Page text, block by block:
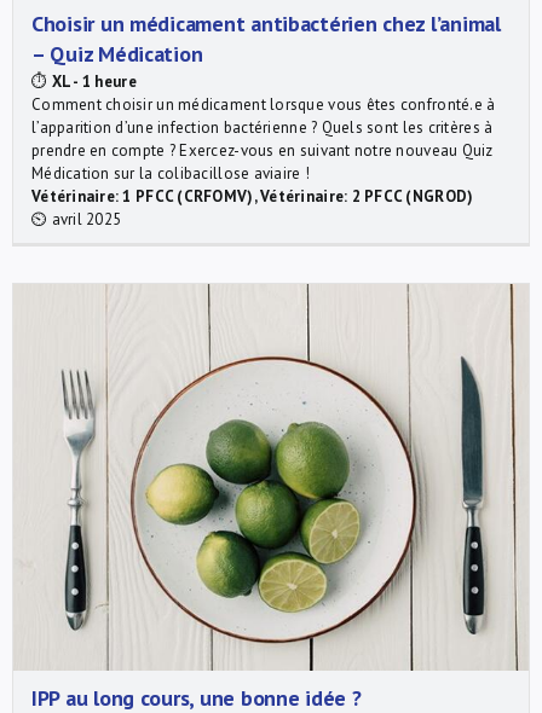
Choisir un médicament antibactérien chez l’animal
– Quiz Médication
⏱ XL - 1 heure
Comment choisir un médicament lorsque vous êtes confronté.e à
l’apparition d’une infection bactérienne ? Quels sont les critères à
prendre en compte ? Exercez-vous en suivant notre nouveau Quiz
Médication sur la colibacillose aviaire !
Vétérinaire: 1 PFCC (CRFOMV), Vétérinaire: 2 PFCC (NGROD)
⏲ avril 2025
IPP au long cours, une bonne idée ?